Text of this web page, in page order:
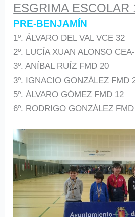
ESGRIMA ESCOLAR
PRE-BENJAMÍN
1º. ÁLVARO DEL VAL VCE 32
2º. LUCÍA XUAN ALONSO
3º. ANÍBAL RUÍZ FMD 20
3º. IGNACIO GONZÁLEZ FMD
5º. ÁLVARO GÓMEZ FMD 12
6º. RODRIGO GONZÁLEZ